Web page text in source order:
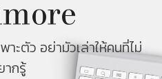
าะตัว อย่ามัวเล่าให้คนที่ไม่
ากรู้